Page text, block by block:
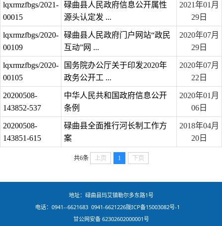
lqxrmzfbgs/2021-
00015
碌曲县人民政府信息公开属性
源头认定发 ...
2021年01月
29日
lqxrmzfbgs/2020-
00109
碌曲县人民政府门户网站“政民
互动”网 ...
2020年07月
29日
lqxrmzfbgs/2020-
00105
国务院办公厅关于印发2020年
政务公开工 ...
2020年07月
22日
20200508-
143852-537
中华人民共和国政府信息公开
条例
2020年01月
06日
20200508-
143851-615
碌曲县全面推行河长制工作方
案
2018年04月
20日
共6条 上页 1 下页
地址：碌曲县玛艾镇勒尔多东路1号
电话：0941--6621683 0941-6621226陇ICP备15003082号-1
甘公网安备 62302602000001号